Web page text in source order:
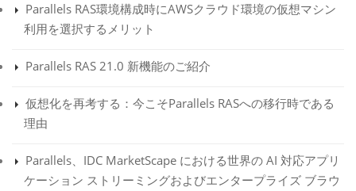
Parallels RAS環境構成時にAWSクラウド環境の仮想マシン
利用を選択するメリット
Parallels RAS 21.0 新機能のご紹介
仮想化を再考する：今こそParallels RASへの移行時である
理由
Parallels、IDC MarketScape における世界の AI 対応アプリ
ケーション ストリーミングおよびエンタープライズ ブラウ